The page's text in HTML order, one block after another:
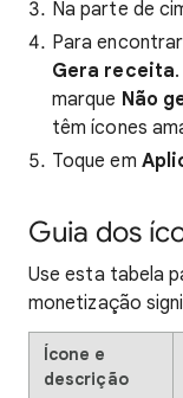
Na parte de
Para
Gera receita
marque Não
têm ícones
Toque em
Guia dos
Use esta tabela
monetização
Ícone e
descrição